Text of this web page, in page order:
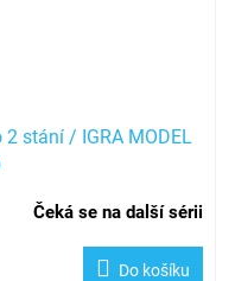
stání / IGRA MODEL
Čeká se na další sérii
Do košíku